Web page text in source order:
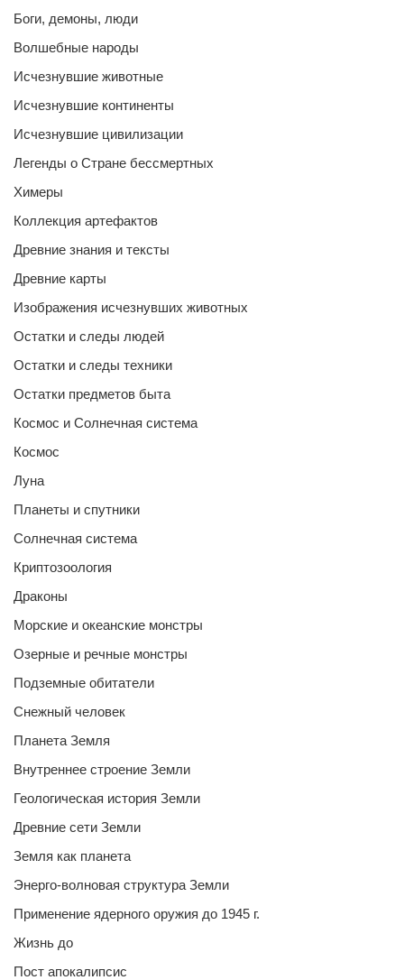
Боги, демоны, люди
Волшебные народы
Исчезнувшие животные
Исчезнувшие континенты
Исчезнувшие цивилизации
Легенды о Стране бессмертных
Химеры
Коллекция артефактов
Древние знания и тексты
Древние карты
Изображения исчезнувших животных
Остатки и следы людей
Остатки и следы техники
Остатки предметов быта
Космос и Солнечная система
Космос
Луна
Планеты и спутники
Солнечная система
Криптозоология
Драконы
Морские и океанские монстры
Озерные и речные монстры
Подземные обитатели
Снежный человек
Планета Земля
Внутреннее строение Земли
Геологическая история Земли
Древние сети Земли
Земля как планета
Энерго-волновая структура Земли
Применение ядерного оружия до 1945 г.
Жизнь до
Пост апокалипсис